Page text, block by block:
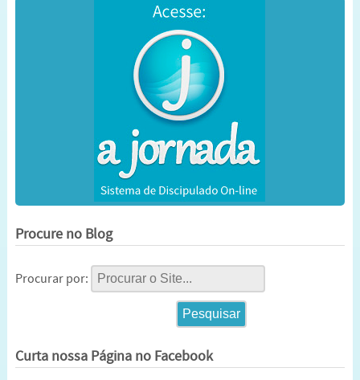
Procure no Blog
Procurar por:
Curta nossa Página no Facebook